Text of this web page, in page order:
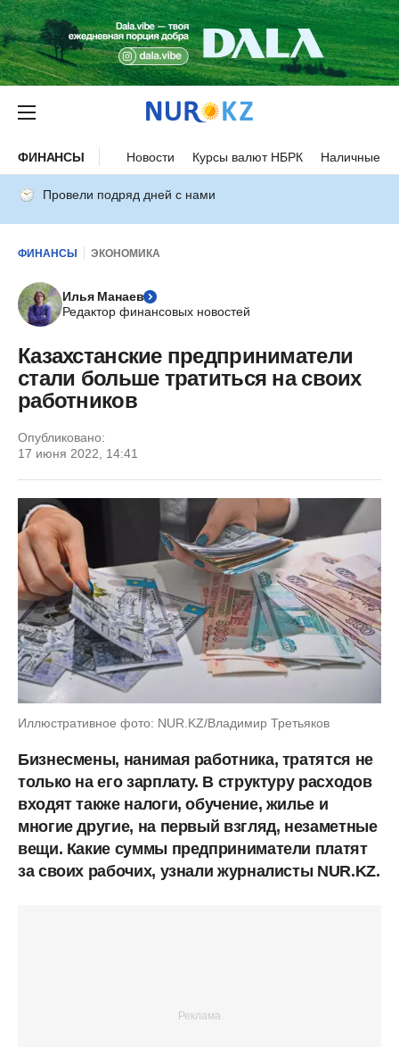
ФИНАНСЫ Новости Курсы валют НБРК Наличные
Провели подряд дней с нами
ФИНАНСЫ ЭКОНОМИКА
Илья Манаев
Редактор финансовых новостей
Казахстанские предприниматели
стали больше тратиться на своих
работников
Опубликовано:
17 июня 2022, 14:41
Иллюстративное фото: NUR.KZ/Владимир Третьяков
Бизнесмены, нанимая работника, тратятся не
только на его зарплату. В структуру расходов
входят также налоги, обучение, жилье и
многие другие, на первый взгляд, незаметные
вещи. Какие суммы предприниматели платят
за своих рабочих, узнали журналисты NUR.KZ.